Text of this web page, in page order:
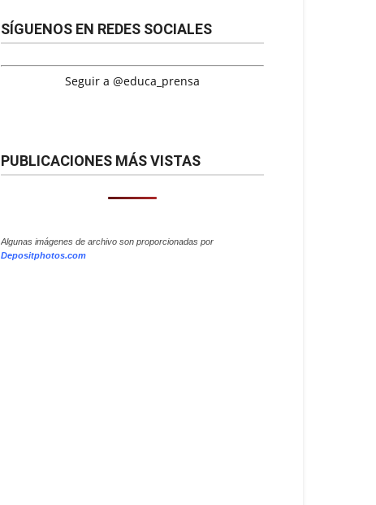
SÍGUENOS EN REDES SOCIALES
Seguir a @educa_prensa
PUBLICACIONES MÁS VISTAS
Algunas imágenes de archivo son proporcionadas por
Depositphotos.com